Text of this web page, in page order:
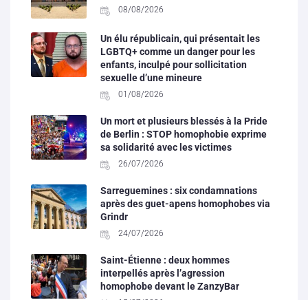
08/08/2026
Un élu républicain, qui présentait les
LGBTQ+ comme un danger pour les
enfants, inculpé pour sollicitation
sexuelle d’une mineure
01/08/2026
Un mort et plusieurs blessés à la Pride
de Berlin : STOP homophobie exprime
sa solidarité avec les victimes
26/07/2026
Sarreguemines : six condamnations
après des guet-apens homophobes via
Grindr
24/07/2026
Saint-Étienne : deux hommes
interpellés après l’agression
homophobe devant le ZanzyBar